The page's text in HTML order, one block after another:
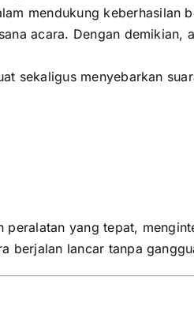
mendukung keberhasilan
acara. Dengan
sekaligus menyebarkan
yang tepat,
berjalan lancar tanpa